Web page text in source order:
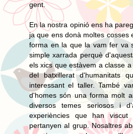
gent.
En la nostra opinió ens ha
ja que ens donà moltes cosses
forma en la que la vam fer va
simple xarrada perquè
els xics que estàvem a classe
del batxillerat d'humanitats
interessant el taller. També
d'homes són una forma molt
diversos temes seriosos i
experiències que han
pertanyen al grup. Nosaltres